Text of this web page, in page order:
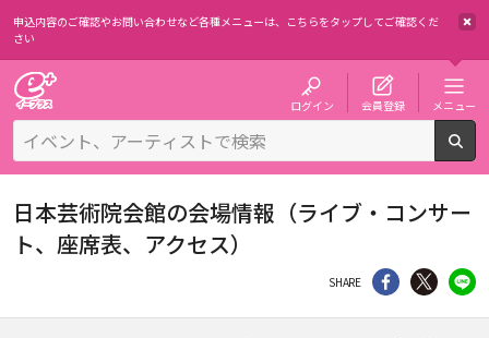
申込内容のご確認やお問い合わせなど各種メニューは、 こちらをタップしてご確認くだ
さい
ログイン 会員登録 メニュー
日本芸術院会館の会場情報（ライブ・コンサー
ト、座席表、アクセス）
SHARE シェア Twitter